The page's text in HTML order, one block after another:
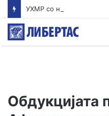
Обдукцијата